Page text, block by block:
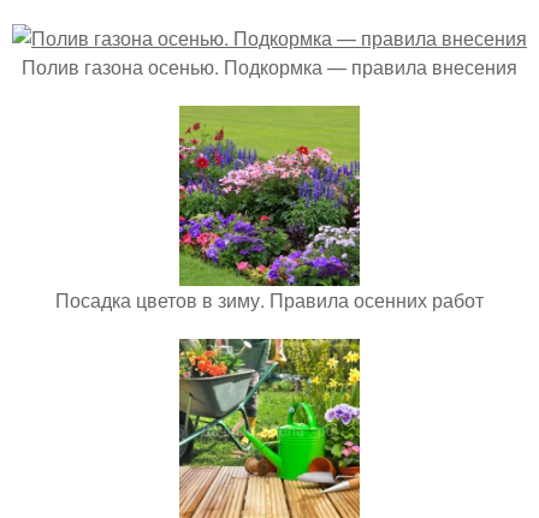
Полив газона осенью. Подкормка — правила внесения
Посадка цветов в зиму. Правила осенних работ